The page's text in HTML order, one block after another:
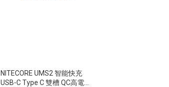
NITECORE UMS2 智能快充
USB-C Type C 雙槽 QC高電流